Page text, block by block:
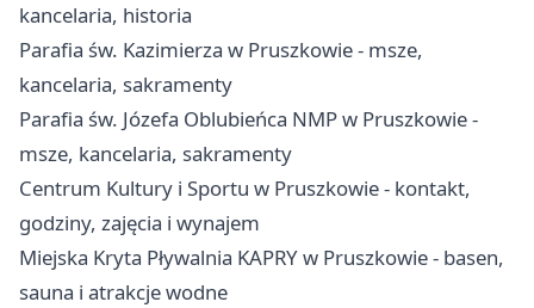
kancelaria, historia
Parafia św. Kazimierza w Pruszkowie - msze,
kancelaria, sakramenty
Parafia św. Józefa Oblubieńca NMP w Pruszkowie -
msze, kancelaria, sakramenty
Centrum Kultury i Sportu w Pruszkowie - kontakt,
godziny, zajęcia i wynajem
Miejska Kryta Pływalnia KAPRY w Pruszkowie - basen,
sauna i atrakcje wodne